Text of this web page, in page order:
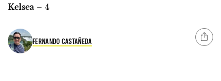
Kelsea – 4
FERNANDO CASTAÑEDA